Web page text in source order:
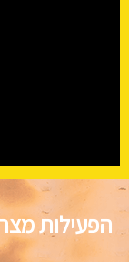
הפעילות